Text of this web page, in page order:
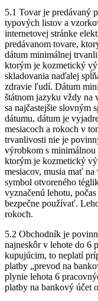
5.1 Tovar je predávaný
typových listov a
internetovej stránke
predávanom tovare,
dátum minimálnej
ktorým je kozmetický
skladovania naďalej
zdravie ľudí. Dátum
štátnom jazyku vždy na
sa najčastejšie slovným
dátumu, dátum je
mesiacoch a rokoch v
trvanlivosti nie je
výrobkom s
ktorým je kozmetický
mesiacov, musia mať
symbol otvoreného
vyznačenú lehotu,
bezpečne používať.
rokoch.
5.2 Obchodník je
najneskôr v lehote do 6
kupujúcim, to neplatí
platby „prevod na
plynie lehota 6
platby na bankový účet